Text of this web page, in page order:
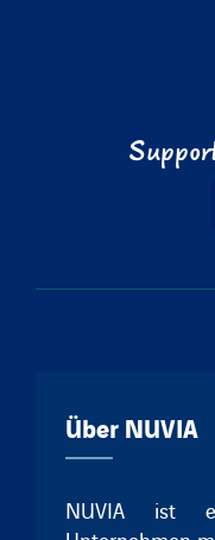
Über NUVIA
NUVIA ist